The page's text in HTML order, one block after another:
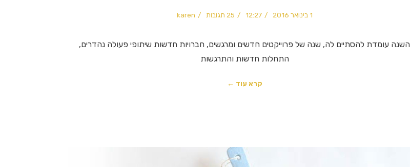
1 בינואר 2016 12:27 25 תגובות karen
השנה עומדת להסתיים לה, שנה של פרוייקטים חדשים ומרגשים, חברויות חדשות שיתופי פעולה נהדרים,
התחלות חדשות והתרגשות
קרא עוד ←